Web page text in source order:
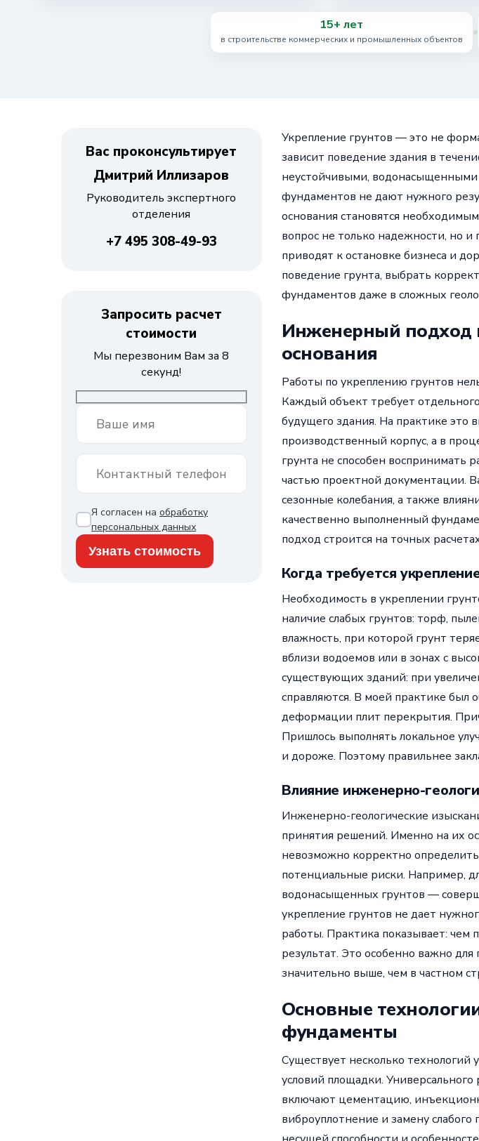
15+ лет
в строительстве коммерческих и промышленных объектов
Вас проконсультирует
Дмитрий Иллизаров
Руководитель экспертного
отделения
+7 495 308-49-93
Запросить расчет
стоимости
Мы перезвоним Вам за 8
секунд!
Я согласен на обработку
персональных данных
Укрепление грунтов — это не
зависит поведение здания в
неустойчивыми,
фундаментов не дают нужного
основания становятся
вопрос не только надежности, но
приводят к остановке бизнеса и
поведение грунта, выбрать
фундаментов даже в сложных
Инженерный подход
основания
Работы по укреплению грунтов
Каждый объект требует
будущего здания. На практике это
производственный корпус, а в
грунта не способен воспринимать
частью проектной документации.
сезонные колебания, а также
качественно выполненный
подход строится на точных
Когда требуется
Необходимость в укреплении
наличие слабых грунтов: торф,
влажность, при которой грунт
вблизи водоемов или в зонах с
существующих зданий: при
справляются. В моей практике был
деформации плит перекрытия.
Пришлось выполнять локальное
и дороже. Поэтому правильнее
Влияние инженерно-
Инженерно-геологические
принятия решений. Именно на их
невозможно корректно
потенциальные риски. Например,
водонасыщенных грунтов —
укрепление грунтов не дает
работы. Практика показывает: чем
результат. Это особенно важно
значительно выше, чем в частном
Основные
фундаменты
Существует несколько технологий
условий площадки.
включают цементацию,
виброуплотнение и замену слабого